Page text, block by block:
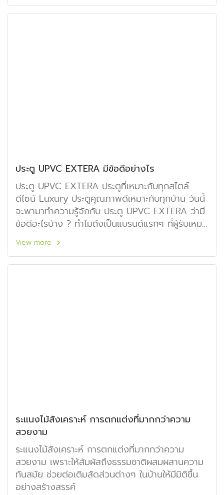
ประตู UPVC EXTERA มีข้อดีอย่างไร
ประตู UPVC EXTERA ประตูที่เหมาะกับทุกสไตล์
ดีไซน์ Luxury ประตูคุณภาพดีเหมาะกับทุกบ้าน วันนี้
จะพามาทำความรู้จักกับ ประตู UPVC EXTERA ว่ามี
ข้อดีอะไรบ้าง ? ทำไมถึงเป็นแบรนด์แรกๆ ที่ผู้รับเหมา
และเจ้าของบ้านเลือกใช้
View more
ระแนงไม้สังเคราะห์ การตกแต่งที่มากกว่าความ
สวยงาม
ระแนงไม้สังเคราะห์ การตกแต่งที่มากกว่าความ
สวยงาม เพราะให้สัมผัสถึงธรรมชาติผสมผสานความ
ทันสมัย ช่วยต่อเติมสัดส่วนต่างๆ ในบ้านให้มีมิติขึ้น
อย่างสร้างสรรค์